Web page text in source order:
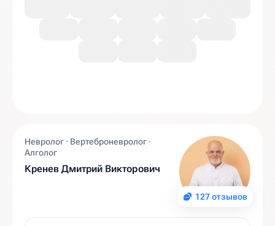
127 отзывов
Невролог · Вертеброневролог ·
Алголог
Кренев Дмитрий Викторович